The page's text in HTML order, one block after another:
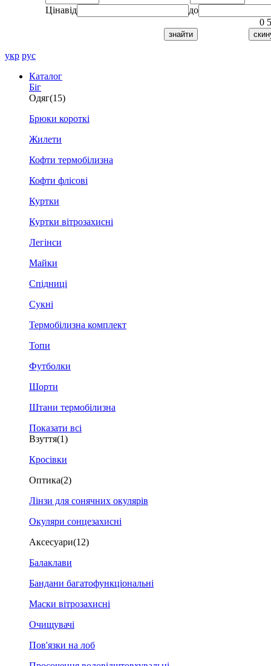
Цінавід
до
0
укр рус
Каталог
Біг
Одяг(15)
Брюки короткі
Жилети
Кофти термобілизна
Кофти флісові
Куртки
Куртки вітрозахисні
Легінси
Майки
Спідниці
Сукні
Термобілизна комплект
Топи
Футболки
Шорти
Штани термобілизна
Показати всі
Взуття(1)
Кросівки
Оптика(2)
Лінзи для сонячних окулярів
Окуляри сонцезахисні
Аксесуари(12)
Балаклави
Бандани багатофункціональні
Маски вітрозахисні
Очищувачі
Пов'язки на лоб